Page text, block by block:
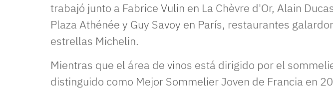
trabajó junto a Fabrice Vulin en La Chèvre d'Or, Alain
Plaza Athénée y Guy Savoy en París, restaurantes
estrellas Michelin.
Mientras que el área de vinos está dirigido por el
distinguido como Mejor Sommelier Joven de Francia en